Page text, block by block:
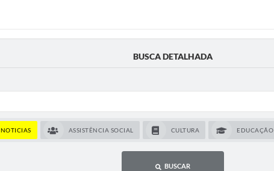
BUSCA DETALHADA
NOTICIAS ASSISTÊNCIA SOCIAL CULTURA EDUCAÇÃO
BUSCAR